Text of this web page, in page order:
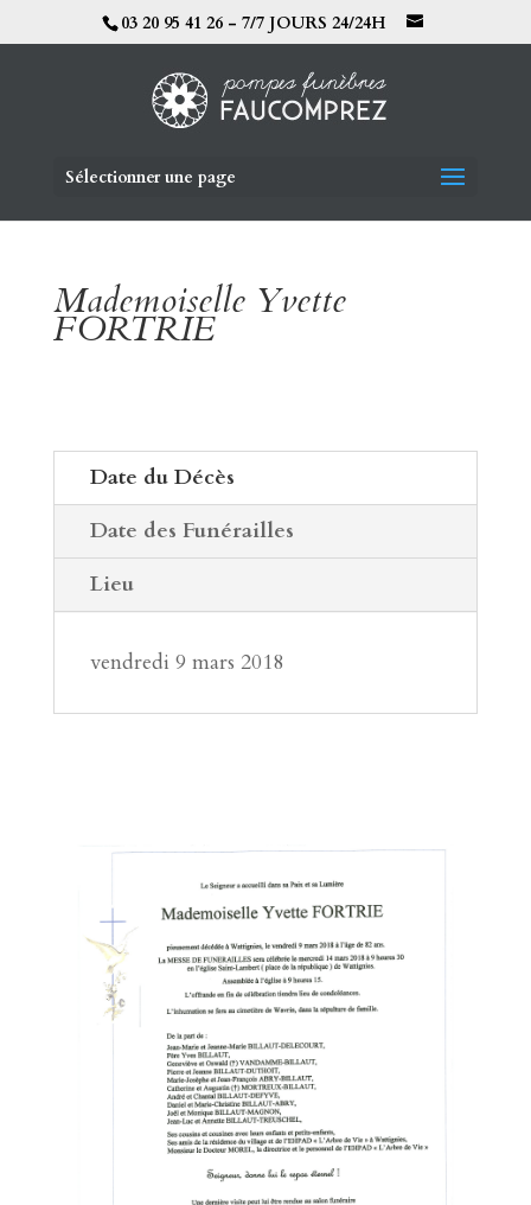
03 20 95 41 26 - 7/7 JOURS 24/24H
Sélectionner une page
Mademoiselle Yvette
FORTRIE
Date du Décès
Date des Funérailles
Lieu
vendredi 9 mars 2018